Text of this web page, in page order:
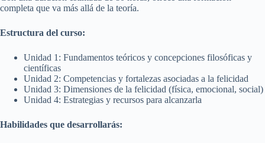
completa que va más allá de la teoría.
Estructura del curso:
Unidad 1: Fundamentos teóricos y concepciones filosóficas y
científicas
Unidad 2: Competencias y fortalezas asociadas a la felicidad
Unidad 3: Dimensiones de la felicidad (física, emocional, social)
Unidad 4: Estrategias y recursos para alcanzarla
Habilidades que desarrollarás: